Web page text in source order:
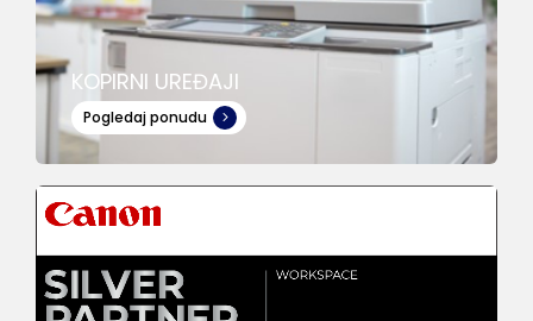
KOPIRNI UREĐAJI
Pogledaj ponudu